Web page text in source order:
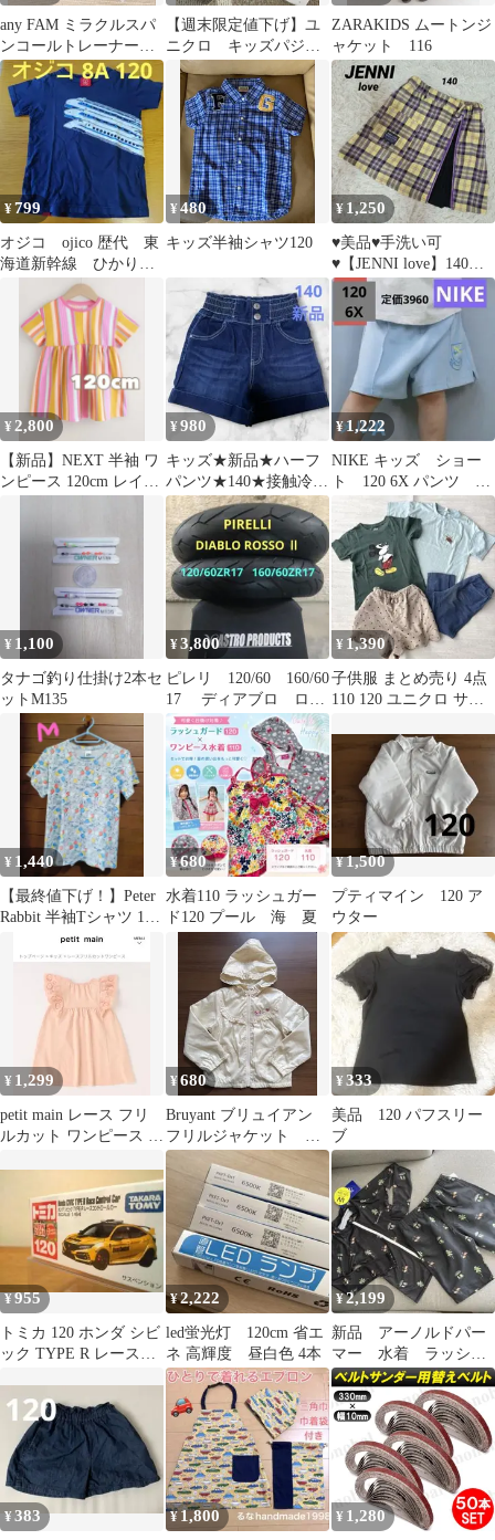
any FAM ミラクルスパ
ンコールトレーナー
110cm エニィファム110
【週末限定値下げ】ユ
ニクロ キッズパジャ
マ マーメード 120
ZARAKIDS ムートンジ
ャケット 116
¥799
オジコ ojico 歴代 東
海道新幹線 ひかり
のぞみ Tシャツ 8A
¥480
キッズ半袖シャツ120
¥ 1,250
♥️美品♥️手洗い可
♥️【JENNI love】140
2wayチェックスカート
¥ 2,800
【新品】NEXT 半袖 ワ
ンピース 120cm レイン
¥980
キッズ★新品★ハーフ
パンツ★140★接触冷感
UVカット★通学★普段
着★デニム
¥1,222
NIKE キッズ ショー
ト 120 6X パンツ 定
価3960 メルA
¥ 1,100
タナゴ釣り仕掛け2本セ
ットM135
¥3,800
ピレリ 120/60 160/60
17 ディアブロ ロッ
ソ2 前後セット
¥ 1,390
子供服 まとめ売り 4点
110 120 ユニクロ サマ
¥ 1,440
【最終値下げ！】Peter
Rabbit 半袖Tシャツ 120
周年記念限定品♡
¥680
水着110 ラッシュガー
ド120 プール 海 夏
¥1,500
プティマイン 120 ア
ウター
¥ 1,299
petit main レース フリ
ルカット ワンピース 女
¥680
Bruyant ブリュイアン
フリルジャケット フ
ード付きジップアッ
プ 120
¥333
美品 120 パフスリー
ブ
¥955
トミカ 120 ホンダ シビ
ック TYPE R レースコ
封】
¥2,222
led蛍光灯 120cm 省エ
ネ 高輝度 昼白色 4本
¥2,199
新品 アーノルドパー
マー 水着 ラッシュ
ガード セットアッ
プ 120
¥383 ¥ 1,800 ¥ 1,280